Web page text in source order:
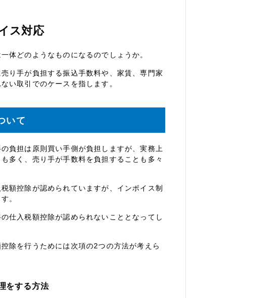
ス対応
体どのようなものになるのでしょうか。
り手が負担する振込手数料や、家賃、専門家
い取引でのケースを指します。
いて
負担は原則買い手側が負担しますが、実務上
多く、売り手が手数料を負担することも多々
額控除が認められていますが、インボイス制
。
仕入税額控除が認められないこととなってし
除を行うためには次項の2つの方法が考えら
をする方法